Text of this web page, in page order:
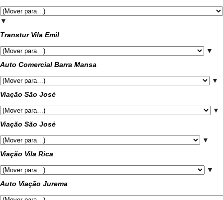
▼
Transtur Vila Emil
▼
Auto Comercial Barra Mansa
▼
Viação São José
▼
Viação São José
▼
Viação Vila Rica
▼
Auto Viação Jurema